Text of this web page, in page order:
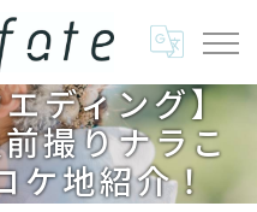
ディング】
撮りナラこ
ケ地紹介！